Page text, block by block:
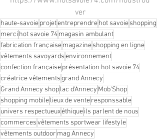
ver
haute-savoieprojetentreprendrehot savoieshopping
merci hot savoie 74magasin ambulant
fabrication françaisemagazineshopping en ligne
vêtements savoyardsenvironnement
confection françaiseprésentation hot savoie 74
créatrice vêtementsgrand Annecy
Grand Annecy shoplac d'Annecy Mob'Shop
shopping mobilelieux de venteresponssable
univers respectueuxéthiqueils parlent de nous
commercesvêtements sportwear lifestyle
vêtements outdoor mag Annecy